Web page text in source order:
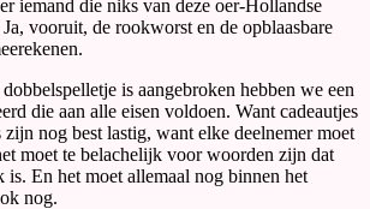
iemand die niks van deze oer-Hollandse
vooruit, de rookworst en de opblaasbare
is aangebroken hebben we een
die aan alle eisen voldoen. Want cadeautjes
nog best lastig, want elke deelnemer moet
moet te belachelijk voor woorden zijn dat
is. En het moet allemaal nog binnen het
nog.